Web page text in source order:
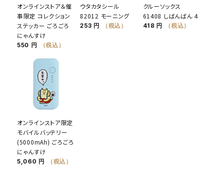
オンラインストア＆催
事限定 コレクション
ステッカー ごろごろ
にゃんすけ
550 円 （税込）
ウタカタシール
82012 モーニング
253 円 （税込）
クルーソックス
61408 しばんばん 4
418 円 （税込）
オンラインストア限定
モバイルバッテリー
(5000mAh) ごろごろ
にゃんすけ
5,060 円 （税込）